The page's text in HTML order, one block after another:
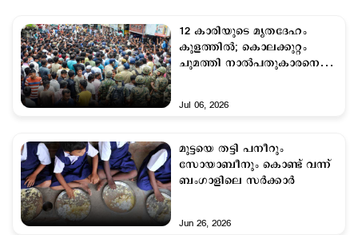
12 കാരിയുടെ മൃതദേഹം
കുളത്തില്‍; കൊലക്കുറ്റം
ചുമത്തി നാല്‍പതുകാരനെ
Jul 06, 2026
മുട്ടയെ തട്ടി പനീറും
സോയാബീനും കൊണ്ട് വന്ന്
ബംഗാളിലെ സർക്കാർ
Jun 26, 2026